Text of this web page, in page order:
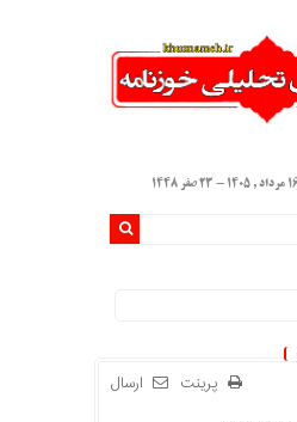
ارسال پرینت